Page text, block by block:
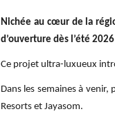
Nichée au cœur de la
d’ouverture dès l’été 2026
Ce projet ultra-luxueux
Dans les semaines à
Resorts et Jayasom.